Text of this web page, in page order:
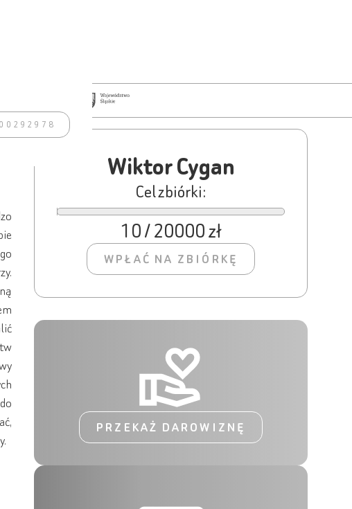
Wiktor Cygan
Cel zbiórki:
10 / 20000 zł
WPŁAĆ NA ZBIÓRKĘ
PRZEKAŻ DAROWIZNĘ